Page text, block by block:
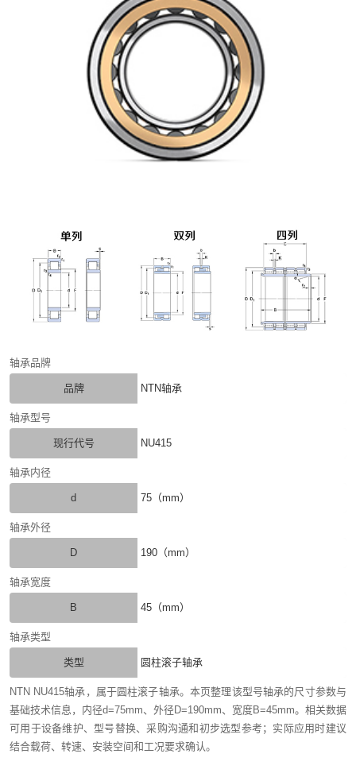
轴承品牌
品牌 NTN轴承
轴承型号
现行代号 NU415
轴承内径
d 75（mm）
轴承外径
D 190（mm）
轴承宽度
B 45（mm）
轴承类型
类型 圆柱滚子轴承
NTN NU415轴承，属于圆柱滚子轴承。本页整理该型号轴承的尺寸参数与
基础技术信息，内径d=75mm、外径D=190mm、宽度B=45mm。相关数据
可用于设备维护、型号替换、采购沟通和初步选型参考；实际应用时建议
结合载荷、转速、安装空间和工况要求确认。